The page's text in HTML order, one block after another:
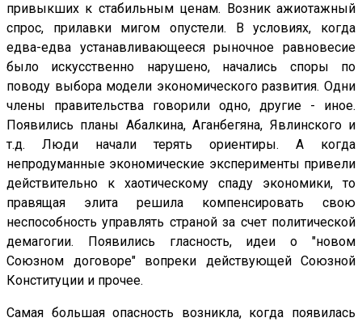
привыкших к стабильным ценам. Возник ажиотажный
спрос, прилавки мигом опустели. В условиях, когда
едва-едва устанавливающееся рыночное равновесие
было искусственно нарушено, начались споры по
поводу выбора модели экономического развития. Одни
члены правительства говорили одно, другие - иное.
Появились планы Абалкина, Аганбегяна, Явлинского и
т.д. Люди начали терять ориентиры. А когда
непродуманные экономические эксперименты привели
действительно к хаотическому спаду экономики, то
правящая элита решила компенсировать свою
неспособность управлять страной за счет политической
демагогии. Появились гласность, идеи о "новом
Союзном договоре" вопреки действующей Союзной
Конституции и прочее.
Самая большая опасность возникла, когда появилась